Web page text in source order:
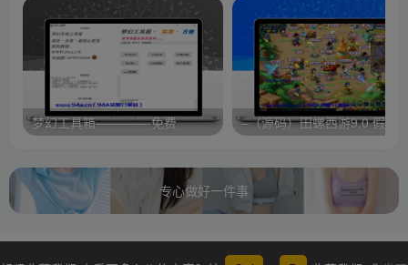
梦幻工具箱————-免费
专心做好一件事